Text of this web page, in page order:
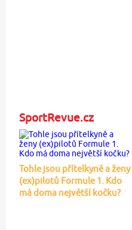
SportRevue.cz
Tohle jsou přítelkyně a ženy
(ex)pilotů Formule 1. Kdo
má doma největší kočku?